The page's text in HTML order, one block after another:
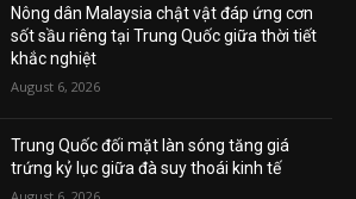
Nông dân Malaysia chật vật đáp ứng cơn
sốt sầu riêng tại Trung Quốc giữa thời tiết
khắc nghiệt
August 6, 2026
Trung Quốc đối mặt làn sóng tăng giá
trứng kỷ lục giữa đà suy thoái kinh tế